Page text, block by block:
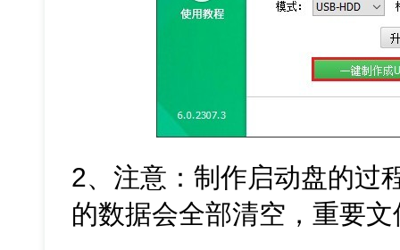
2、注意：制作启动盘的过
的数据会全部清空，重要